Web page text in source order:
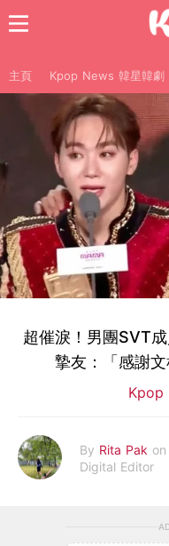
主頁 Kpop News 韓星韓劇
超催淚！男團SVT
摯友：「感謝文
Kpop
By Rita Pak
Digital Editor